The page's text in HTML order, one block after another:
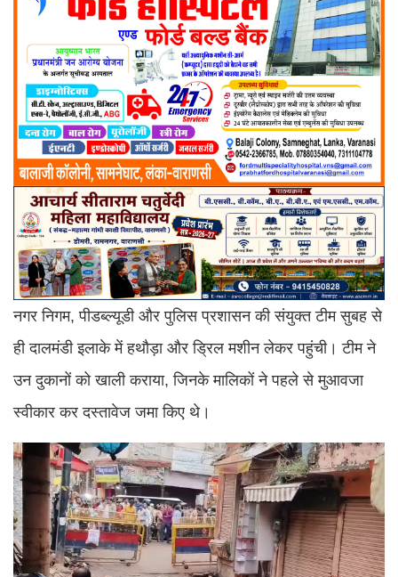
नगर निगम, पीडब्ल्यूडी और पुलिस प्रशासन की संयुक्त टीम सुबह से
ही दालमंडी इलाके में हथौड़ा और ड्रिल मशीन लेकर पहुंची। टीम ने
उन दुकानों को खाली कराया, जिनके मालिकों ने पहले से मुआवजा
स्वीकार कर दस्तावेज जमा किए थे।